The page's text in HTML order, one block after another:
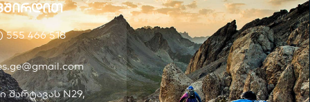
555 466 518
შარტავას N29,